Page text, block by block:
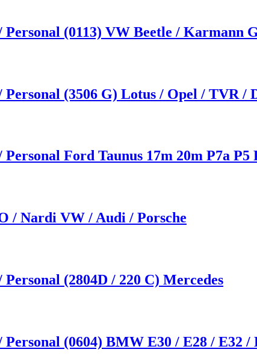
(0113) VW Beetle / Karmann
(3506 G) Lotus / Opel / TVR /
Ford Taunus 17m 20m P7a P5
/ Nardi VW / Audi / Porsche
(2804D / 220 C) Mercedes
(0604) BMW E30 / E28 / E32 /